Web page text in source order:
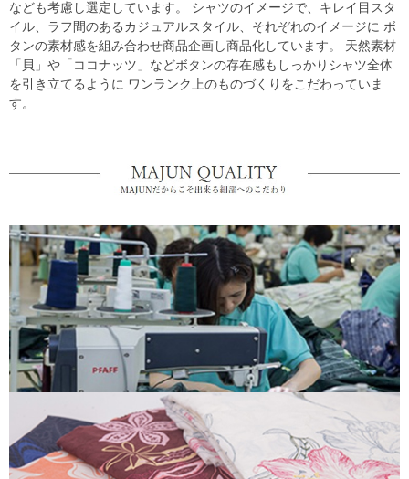
なども考慮し選定しています。 シャツのイメージで、キレイ目スタ
イル、ラフ間のあるカジュアルスタイル、それぞれのイメージに ボ
タンの素材感を組み合わせ商品企画し商品化しています。 天然素材
「貝」や「ココナッツ」などボタンの存在感もしっかりシャツ全体
を引き立てるように ワンランク上のものづくりをこだわっていま
す。